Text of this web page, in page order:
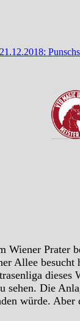
Wiener Prater
Allee
dieses
sehen. Die
würde. Aber